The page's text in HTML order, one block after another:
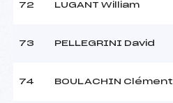
72 LUGANT William
73 PELLEGRINI David
74 BOULACHIN Clément